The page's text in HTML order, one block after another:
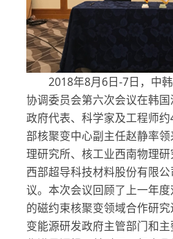
2018年8月6日-7日，中韩
协调委员会第六次会议在韩
政府代表、科学家及工程师
部核聚变中心副主任赵静率
理研究所、核工业西南物理
西部超导科技材料股份有限
议。本次会议回顾了上一年
的磁约束核聚变领域合作研
变能源研发政府主管部门和